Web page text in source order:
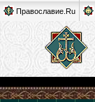
Православие.Ru